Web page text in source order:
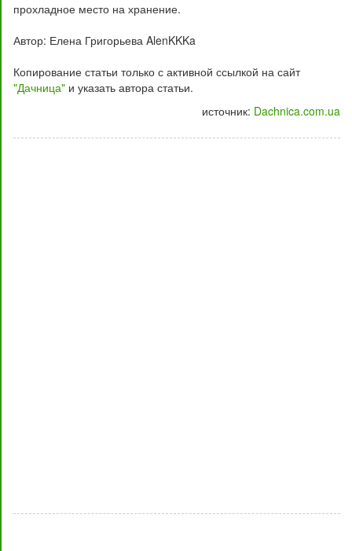
прохладное место на хранение.
Автор: Елена Григорьева AlenKKKa
Копирование статьи только с активной ссылкой на сайт
"Дачница" и указать автора статьи.
источник: Dachnica.com.ua